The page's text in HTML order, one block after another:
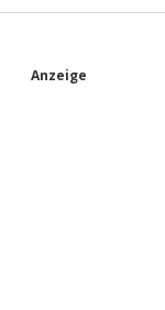
S
Anzeige